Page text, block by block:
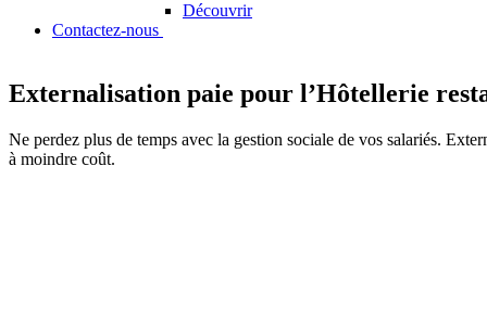
Découvrir
Contactez-nous
Externalisation paie pour l’Hôtellerie
Ne perdez plus de temps avec la gestion sociale de vos salariés.
à moindre coût.